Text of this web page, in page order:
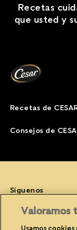
Recetas
que usted y
Recetas de
Consejos de
Síguenos
Valoramos
Usamos